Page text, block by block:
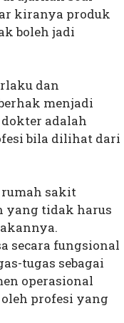
kiranya produk
boleh jadi
dan
menjadi
adalah
bila dilihat dari
rumah sakit
yang tidak harus
secara fungsional
tugas sebagai
operasional
profesi yang